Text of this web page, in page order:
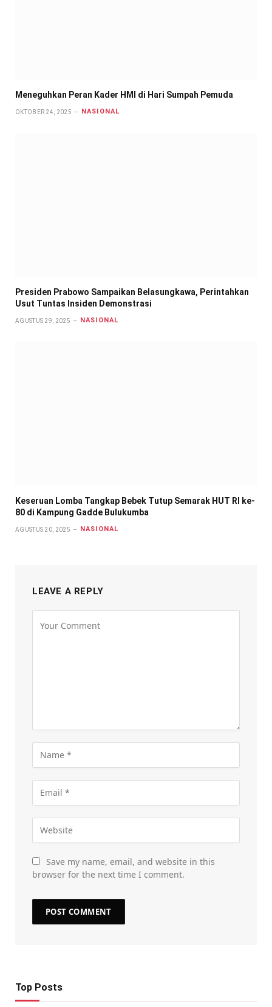
Meneguhkan Peran Kader HMI di Hari Sumpah Pemuda
OKTOBER 24, 2025 NASIONAL
Presiden Prabowo Sampaikan Belasungkawa, Perintahkan
Usut Tuntas Insiden Demonstrasi
AGUSTUS 29, 2025 NASIONAL
Keseruan Lomba Tangkap Bebek Tutup Semarak HUT RI ke-
80 di Kampung Gadde Bulukumba
AGUSTUS 20, 2025 NASIONAL
LEAVE A REPLY
Save my name, email, and website in this
browser for the next time I comment.
Top Posts